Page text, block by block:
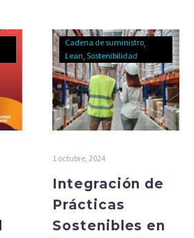
Cadena de suministro
Lean Sostenibilidad
1 octubre, 2024
Integración de
Prácticas
Sostenibles en